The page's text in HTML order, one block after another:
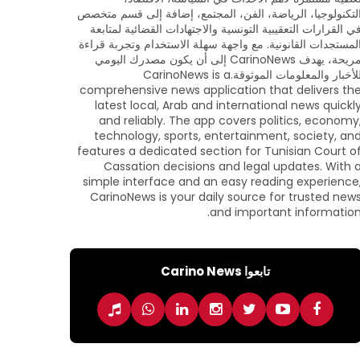
التكنولوجيا، الرياضة، الفن، المجتمع، إضافة إلى قسم متخصص
في القرارات التعقيبية التونسية والاجتهادات القضائية لمتابعة
المستجدات القانونية. مع واجهة سهلة الاستخدام وتجربة قراءة
مريحة، يهدف CarinoNews إلى أن يكون مصدرك اليومي
للأخبار والمعلومات الموثوقة.CarinoNews is a
comprehensive news application that delivers the
latest local, Arab and international news
and reliably. The app covers politics,
technology, sports, entertainment, society, and
features a dedicated section for Tunisian Court of
Cassation decisions and legal updates. With a
simple interface and an easy reading
CarinoNews is your daily source for trusted news
and important information.
تابعوا Carino News